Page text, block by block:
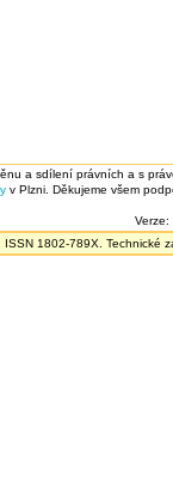
a sdílení právních a s
v Plzni. Děkujeme všem
Verze:
ISSN 1802-789X. Technické